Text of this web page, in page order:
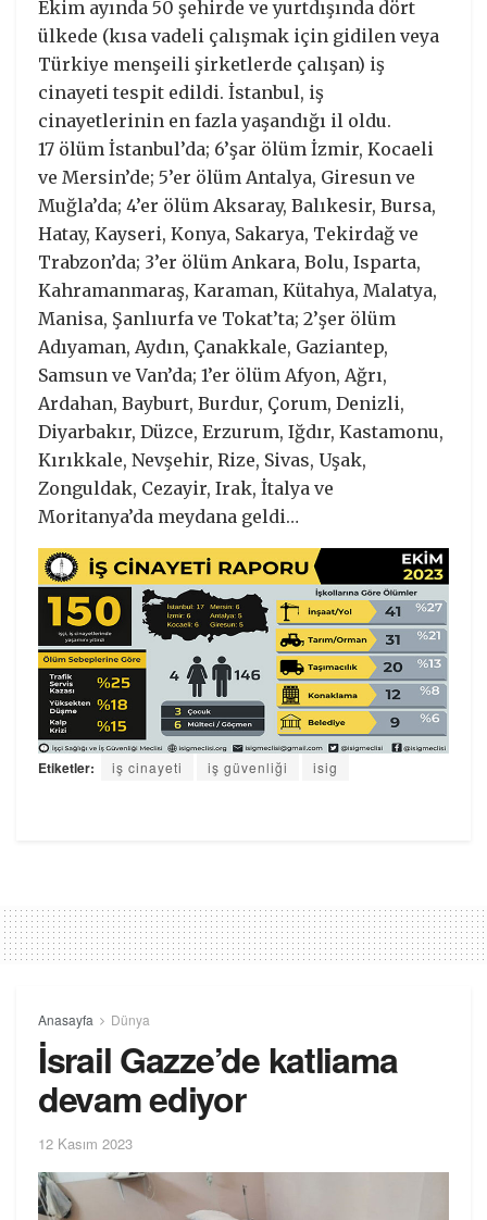
Ekim ayında 50 şehirde ve yurtdışında dört
ülkede (kısa vadeli çalışmak için gidilen veya
Türkiye menşeili şirketlerde çalışan) iş
cinayeti tespit edildi. İstanbul, iş
cinayetlerinin en fazla yaşandığı il oldu.
17 ölüm İstanbul’da; 6’şar ölüm İzmir, Kocaeli
ve Mersin’de; 5’er ölüm Antalya, Giresun ve
Muğla’da; 4’er ölüm Aksaray, Balıkesir, Bursa,
Hatay, Kayseri, Konya, Sakarya, Tekirdağ ve
Trabzon’da; 3’er ölüm Ankara, Bolu, Isparta,
Kahramanmaraş, Karaman, Kütahya, Malatya,
Manisa, Şanlıurfa ve Tokat’ta; 2’şer ölüm
Adıyaman, Aydın, Çanakkale, Gaziantep,
Samsun ve Van’da; 1’er ölüm Afyon, Ağrı,
Ardahan, Bayburt, Burdur, Çorum, Denizli,
Diyarbakır, Düzce, Erzurum, Iğdır, Kastamonu,
Kırıkkale, Nevşehir, Rize, Sivas, Uşak,
Zonguldak, Cezayir, Irak, İtalya ve
Moritanya’da meydana geldi…
Etiketler: iş cinayeti iş güvenliği isig
Anasayfa Dünya
İsrail Gazze’de katliama
devam ediyor
12 Kasım 2023